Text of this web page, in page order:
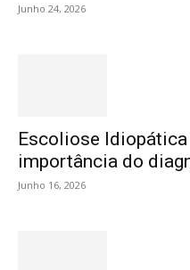
Junho 24, 2026
Escoliose
importância do
Junho 16, 2026